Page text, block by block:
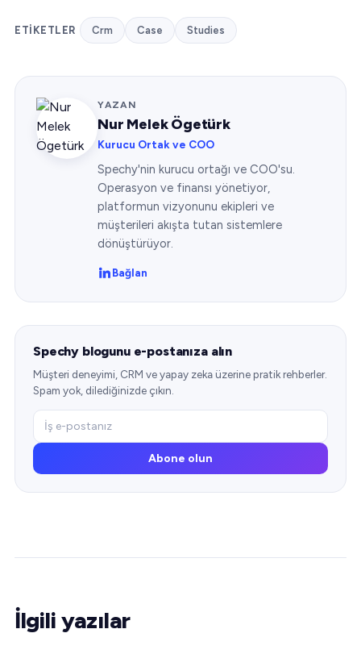
ETIKETLER Crm Case Studies
YAZAN
Nur Melek Ögetürk
Kurucu Ortak ve COO
Spechy'nin kurucu ortağı ve COO'su.
Operasyon ve finansı yönetiyor,
platformun vizyonunu ekipleri ve
müşterileri akışta tutan sistemlere
dönüştürüyor.
Bağlan
Spechy blogunu e-postanıza alın
Müşteri deneyimi, CRM ve yapay zeka üzerine pratik rehberler.
Spam yok, dilediğinizde çıkın.
Abone olun
İlgili yazılar